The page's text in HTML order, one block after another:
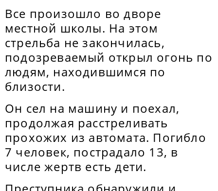
Все произошло во дворе
местной школы. На этом
стрельба не закончилась,
подозреваемый открыл огонь по
людям, находившимся по
близости.
Он сел на машину и поехал,
продолжая расстреливать
прохожих из автомата. Погибло
7 человек, пострадало 13, в
числе жертв есть дети.